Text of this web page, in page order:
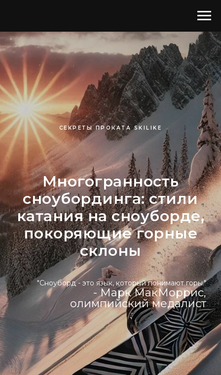
СЕКРЕТЫ ПРОКАТА SKILIKE
Многогранность
сноубординга: стили
катания на сноуборде,
покоряющие горные
склоны
"Сноуборд - это язык, который понимают горы."
- Марк МакМоррис,
олимпийский медалист